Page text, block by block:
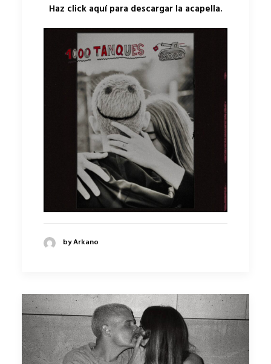
Haz click aquí para descargar la acapella.
by Arkano